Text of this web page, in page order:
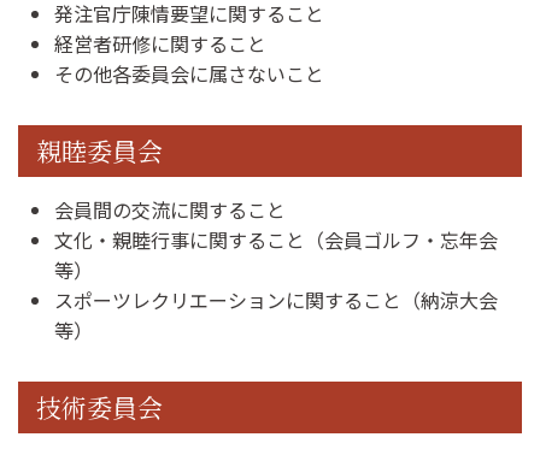
発注官庁陳情要望に関すること
経営者研修に関すること
その他各委員会に属さないこと
親睦委員会
会員間の交流に関すること
文化・親睦行事に関すること（会員ゴルフ・忘年会
等）
スポーツレクリエーションに関すること（納涼大会
等）
技術委員会